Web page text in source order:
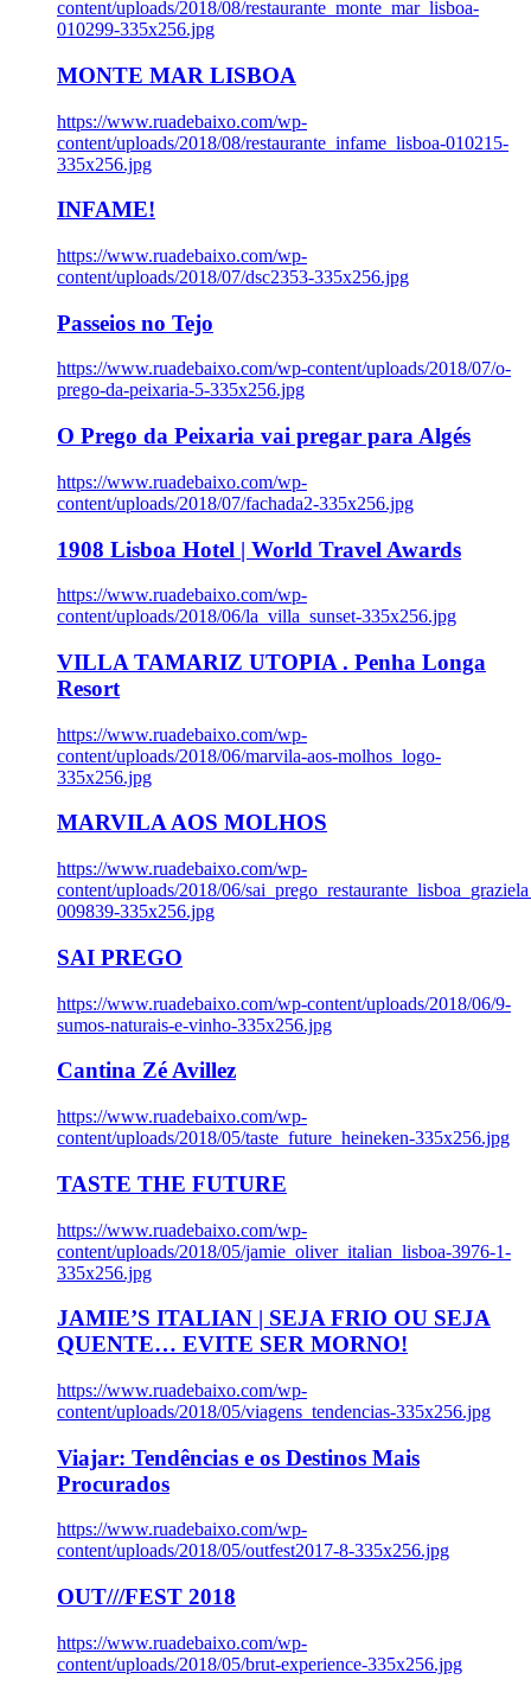
content/uploads/2018/08/restaurante_monte_mar_lisboa-
010299-335x256.jpg
MONTE MAR LISBOA
https://www.ruadebaixo.com/wp-
content/uploads/2018/08/restaurante_infame_lisboa-010215-
335x256.jpg
INFAME!
https://www.ruadebaixo.com/wp-
content/uploads/2018/07/dsc2353-335x256.jpg
Passeios no Tejo
https://www.ruadebaixo.com/wp-content/uploads/2018/07/o-
prego-da-peixaria-5-335x256.jpg
O Prego da Peixaria vai pregar para Algés
https://www.ruadebaixo.com/wp-
content/uploads/2018/07/fachada2-335x256.jpg
1908 Lisboa Hotel | World Travel Awards
https://www.ruadebaixo.com/wp-
content/uploads/2018/06/la_villa_sunset-335x256.jpg
VILLA TAMARIZ UTOPIA . Penha Longa
Resort
https://www.ruadebaixo.com/wp-
content/uploads/2018/06/marvila-aos-molhos_logo-
335x256.jpg
MARVILA AOS MOLHOS
https://www.ruadebaixo.com/wp-
content/uploads/2018/06/
009839-335x256.jpg
SAI PREGO
https://www.ruadebaixo.com/wp-content/uploads/2018/06/9-
sumos-naturais-e-vinho-335x256.jpg
Cantina Zé Avillez
https://www.ruadebaixo.com/wp-
content/uploads/2018/05/taste_future_heineken-335x256.jpg
TASTE THE FUTURE
https://www.ruadebaixo.com/wp-
content/uploads/2018/05/jamie_oliver_italian_lisboa-3976-1-
335x256.jpg
JAMIE’S ITALIAN | SEJA FRIO OU SEJA
QUENTE… EVITE SER MORNO!
https://www.ruadebaixo.com/wp-
content/uploads/2018/05/viagens_tendencias-335x256.jpg
Viajar: Tendências e os Destinos Mais
Procurados
https://www.ruadebaixo.com/wp-
content/uploads/2018/05/outfest2017-8-335x256.jpg
OUT///FEST 2018
https://www.ruadebaixo.com/wp-
content/uploads/2018/05/brut-experience-335x256.jpg